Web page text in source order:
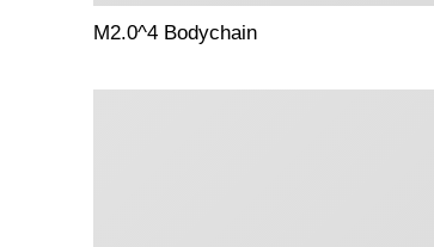
M2.0^4 Bodychain